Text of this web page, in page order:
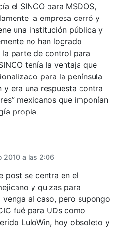
el SINCO para MSDOS,
la empresa cerró y
una institución pública y
no han logrado
la parte de control para
tenía la ventaja que
para la península
y era una respuesta contra
mexicanos que imponían
propia.
2010 a las 2:06
post se centra en el
y quizas para
venga al caso, pero supongo
fué para UDs como
LuloWin, hoy obsoleto y